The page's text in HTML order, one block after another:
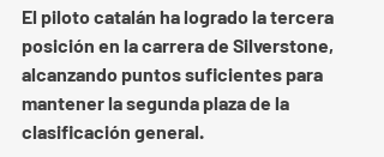
El piloto catalán ha logrado la tercera
posición en la carrera de Silverstone,
alcanzando puntos suficientes para
mantener la segunda plaza de la
clasificación general.